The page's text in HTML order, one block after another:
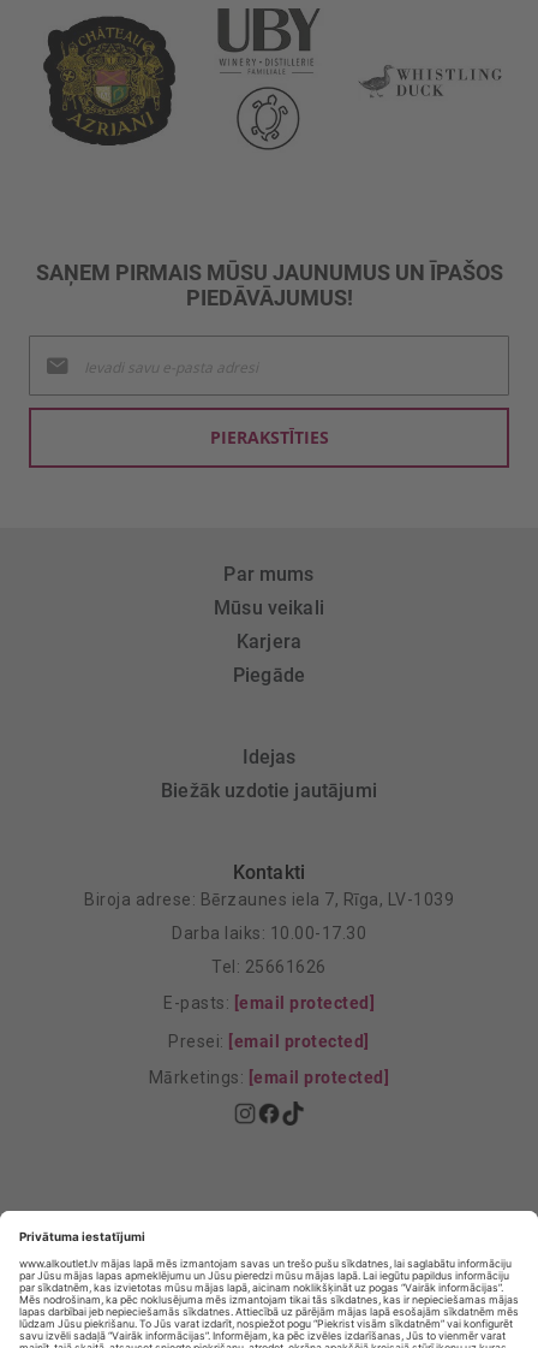
SAŅEM PIRMAIS MŪSU JAUNUMUS UN ĪPAŠOS
PIEDĀVĀJUMUS!
jaunumu
saņemšanai:
PIERAKSTĪTIES
Par mums
Mūsu veikali
Karjera
Piegāde
Idejas
Biežāk uzdotie jautājumi
Kontakti
Biroja adrese: Bērzaunes iela 7, Rīga, LV-1039
Darba laiks: 10.00-17.30
Tel: 25661626
E-pasts: [email protected]
Presei: [email protected]
Mārketings: [email protected]
Privātuma Iestatījumi
E-veikala lietošanas noteikumi